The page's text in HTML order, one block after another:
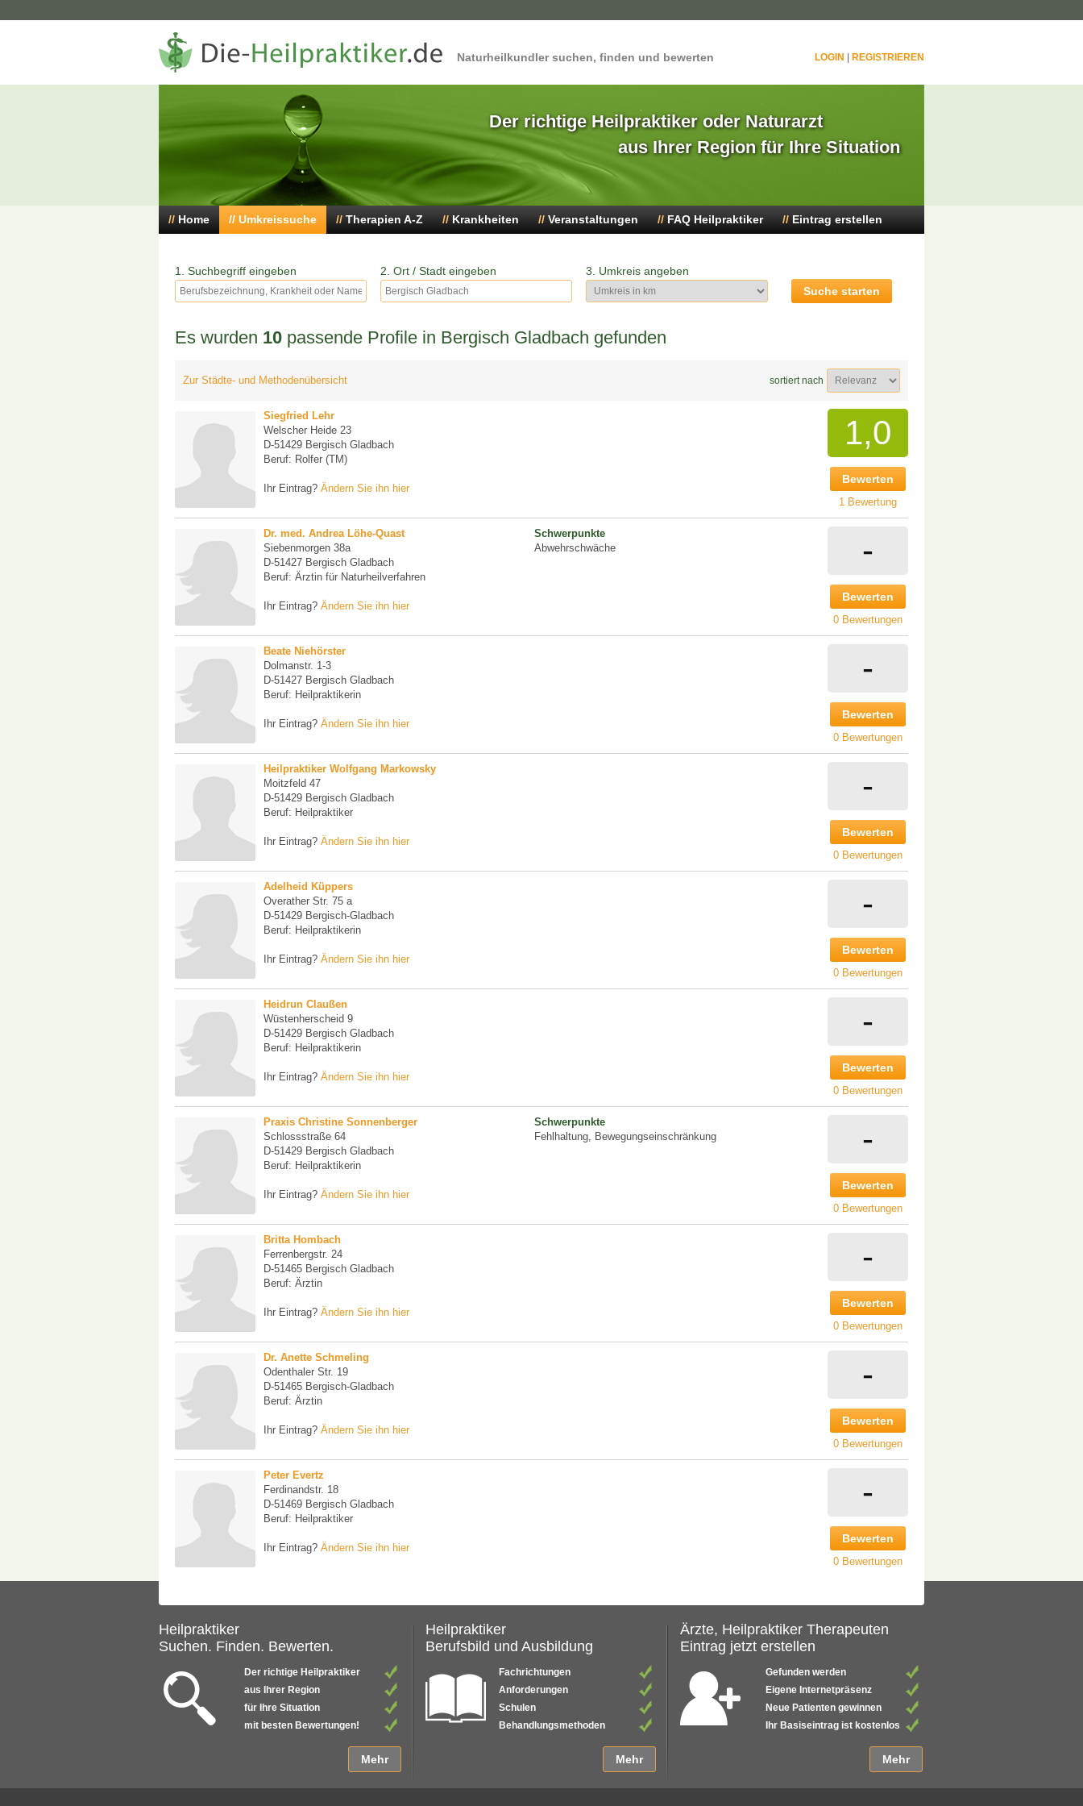
Naturheilkundler suchen, finden und bewerten LOGIN REGISTRIEREN
Der richtige Heilpraktiker oder Naturarzt
aus Ihrer Region für Ihre Situation
Home Umkreissuche Therapien A-Z Krankheiten Veranstaltungen FAQ Heilpraktiker Eintrag erstellen
1. Suchbegriff eingeben 2. Ort / Stadt eingeben 3. Umkreis angeben
Es wurden 10 passende Profile in Bergisch Gladbach gefunden
Zur Städte- und Methodenübersicht sortiert nach
Siegfried Lehr
Welscher Heide 23
D-51429 Bergisch Gladbach
Beruf: Rolfer (TM)
Ihr Eintrag? Ändern Sie ihn hier
1,0
Bewerten
1 Bewertung
Dr. med. Andrea Löhe-Quast
Siebenmorgen 38a
D-51427 Bergisch Gladbach
Beruf: Ärztin für Naturheilverfahren
Ihr Eintrag? Ändern Sie ihn hier
Schwerpunkte
Abwehrschwäche
-
Bewerten
0 Bewertungen
Beate Niehörster
Dolmanstr. 1-3
D-51427 Bergisch Gladbach
Beruf: Heilpraktikerin
Ihr Eintrag? Ändern Sie ihn hier
-
Bewerten
0 Bewertungen
Heilpraktiker Wolfgang Markowsky
Moitzfeld 47
D-51429 Bergisch Gladbach
Beruf: Heilpraktiker
Ihr Eintrag? Ändern Sie ihn hier
-
Bewerten
0 Bewertungen
Adelheid Küppers
Overather Str. 75 a
D-51429 Bergisch-Gladbach
Beruf: Heilpraktikerin
Ihr Eintrag? Ändern Sie ihn hier
-
Bewerten
0 Bewertungen
Heidrun Claußen
Wüstenherscheid 9
D-51429 Bergisch Gladbach
Beruf: Heilpraktikerin
Ihr Eintrag? Ändern Sie ihn hier
-
Bewerten
0 Bewertungen
Praxis Christine Sonnenberger
Schlossstraße 64
D-51429 Bergisch Gladbach
Beruf: Heilpraktikerin
Ihr Eintrag? Ändern Sie ihn hier
Schwerpunkte
Fehlhaltung, Bewegungseinschränkung
-
Bewerten
0 Bewertungen
Britta Hombach
Ferrenbergstr. 24
D-51465 Bergisch Gladbach
Beruf: Ärztin
Ihr Eintrag? Ändern Sie ihn hier
-
Bewerten
0 Bewertungen
Dr. Anette Schmeling
Odenthaler Str. 19
D-51465 Bergisch-Gladbach
Beruf: Ärztin
Ihr Eintrag? Ändern Sie ihn hier
-
Bewerten
0 Bewertungen
Peter Evertz
Ferdinandstr. 18
D-51469 Bergisch Gladbach
Beruf: Heilpraktiker
Ihr Eintrag? Ändern Sie ihn hier
-
Bewerten
0 Bewertungen
Heilpraktiker
Suchen. Finden. Bewerten.
Der richtige Heilpraktiker
aus Ihrer Region
für Ihre Situation
mit besten Bewertungen!
Mehr
Heilpraktiker
Berufsbild und Ausbildung
Fachrichtungen
Anforderungen
Schulen
Behandlungsmethoden
Mehr
Ärzte, Heilpraktiker Therapeuten
Eintrag jetzt erstellen
Gefunden werden
Eigene Internetpräsenz
Neue Patienten gewinnen
Ihr Basiseintrag ist kostenlos
Mehr